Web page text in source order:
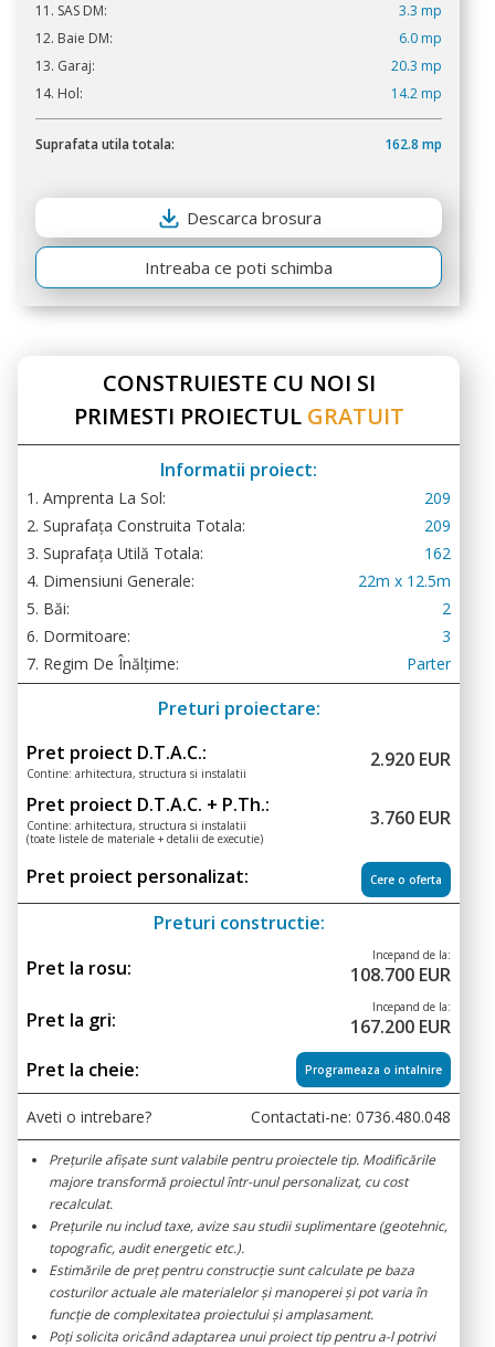
11. SAS DM:
3.3 mp
12. Baie DM:
6.0 mp
13. Garaj:
20.3 mp
14. Hol:
14.2 mp
Suprafata utila totala: 162.8 mp
Descarca brosura
Intreaba ce poti schimba
CONSTRUIESTE CU NOI SI
PRIMESTI PROIECTUL GRATUIT
Informatii proiect:
1. Amprenta La Sol:
209
2. Suprafața Construita Totala:
209
3. Suprafața Utilă Totala:
162
4. Dimensiuni Generale:
22m x 12.5m
5. Băi:
2
6. Dormitoare:
3
7. Regim De Înălțime:
Parter
Preturi proiectare:
Pret proiect D.T.A.C.:
Contine: arhitectura, structura si instalatii
2.920 EUR
Pret proiect D.T.A.C. + P.Th.:
Contine: arhitectura, structura si instalatii
(toate listele de materiale + detalii de executie)
3.760 EUR
Pret proiect personalizat: Cere o oferta
Preturi constructie:
Pret la rosu:
Incepand de la:
108.700 EUR
Pret la gri:
Incepand de la:
167.200 EUR
Pret la cheie:
Programeaza o intalnire
Aveti o intrebare? Contactati-ne: 0736.480.048
Prețurile afișate sunt valabile pentru proiectele tip. Modificările
majore transformă proiectul într-unul personalizat, cu cost
recalculat.
Prețurile nu includ taxe, avize sau studii suplimentare (geotehnic,
topografic, audit energetic etc.).
Estimările de preț pentru construcție sunt calculate pe baza
costurilor actuale ale materialelor și manoperei și pot varia în
funcție de complexitatea proiectului și amplasament.
Poți solicita oricând adaptarea unui proiect tip pentru a-l potrivi